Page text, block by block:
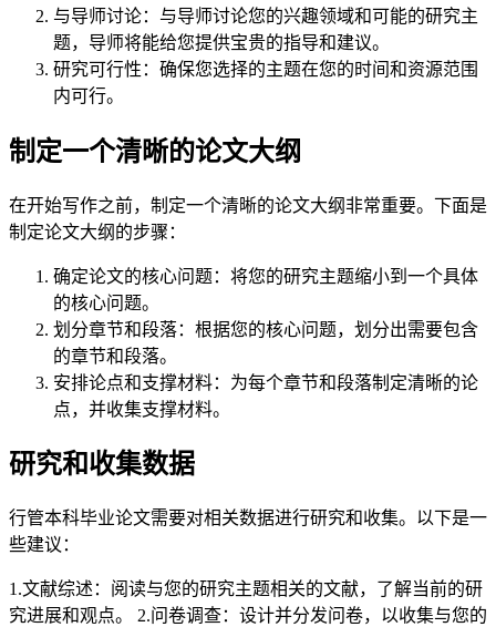
与导师讨论：与导师讨论您的兴趣领域和可能的研究主
题，导师将能给您提供宝贵的指导和建议。
研究可行性：确保您选择的主题在您的时间和资源范围
内可行。
制定一个清晰的论文大纲
在开始写作之前，制定一个清晰的论文大纲非常重要。下面是
制定论文大纲的步骤：
确定论文的核心问题：将您的研究主题缩小到一个具体
的核心问题。
划分章节和段落：根据您的核心问题，划分出需要包含
的章节和段落。
安排论点和支撑材料：为每个章节和段落制定清晰的论
点，并收集支撑材料。
研究和收集数据
行管本科毕业论文需要对相关数据进行研究和收集。以下是一
些建议：
1.文献综述：阅读与您的研究主题相关的文献，了解当前的研
究进展和观点。 2.问卷调查：设计并分发问卷，以收集与您的